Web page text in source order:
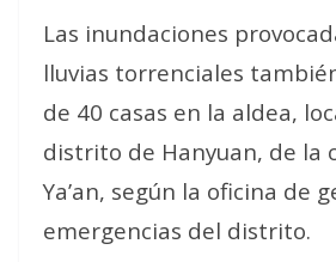
Las inundaciones
lluvias torrenciales
de 40 casas en la aldea,
distrito de Hanyuan, de la
Ya’an, según la oficina de
emergencias del distrito.